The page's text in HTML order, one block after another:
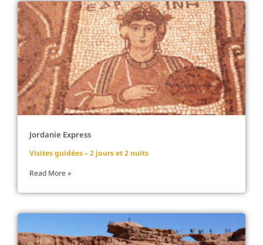
Jordanie Express
Visites guidées – 2 jours et 2 nuits
Read More »